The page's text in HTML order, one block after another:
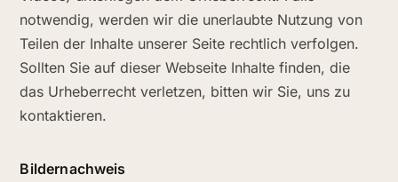
notwendig, werden wir die unerlaubte Nutzung von
Teilen der Inhalte unserer Seite rechtlich verfolgen.
Sollten Sie auf dieser Webseite Inhalte finden, die
das Urheberrecht verletzen, bitten wir Sie, uns zu
kontaktieren.
Bildernachweis